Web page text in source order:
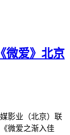
微爱》北京
影业（北京）联
微爱之渐入佳